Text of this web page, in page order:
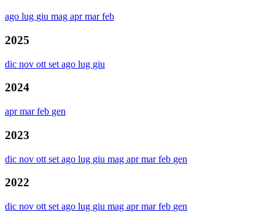
ago lug giu mag aprmarfeb
2025
dic nov ott set ago lug giu
2024
aprmarfeb gen
2023
dic nov ott set ago lug giu mag aprmarfeb gen
2022
dic nov ott set ago lug giu mag aprmarfeb gen